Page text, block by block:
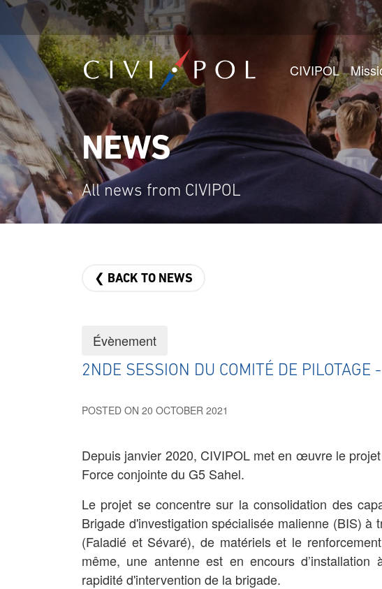
CIVIPOL
NEWS
All news from CIVIPOL
❮ BACK TO NEWS
Évènement
2NDE SESSION DU COMITÉ DE PILOTAGE
POSTED ON 20 OCTOBER 2021
Depuis janvier 2020, CIVIPOL met en œuvre le
Force conjointe du G5 Sahel.
Le projet se concentre sur la consolidation des
Brigade d'investigation spécialisée malienne (BIS)
(Faladié et Sévaré), de matériels et le
même, une antenne est en encours
rapidité d'intervention de la brigade.